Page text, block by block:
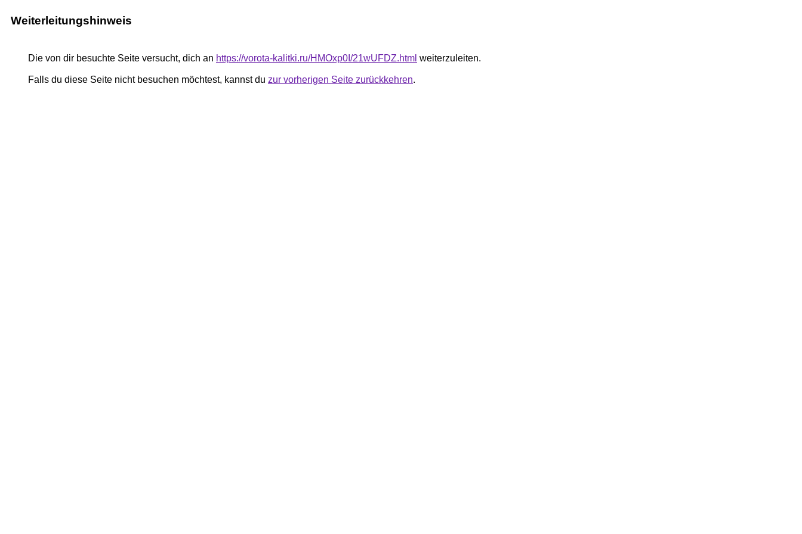
Weiterleitungshinweis
Die von dir besuchte Seite versucht, dich an https://vorota-kalitki.ru/HMOxp0I/21wUFDZ.html weiterzuleiten.
Falls du diese Seite nicht besuchen möchtest, kannst du zur vorherigen Seite zurückkehren.